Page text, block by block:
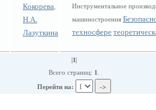
Кокорева,
Н.А.
Лазуткина
Инструментальное
машиностроения
техносфере
|1|
Всего страниц: 1.
Перейти на: